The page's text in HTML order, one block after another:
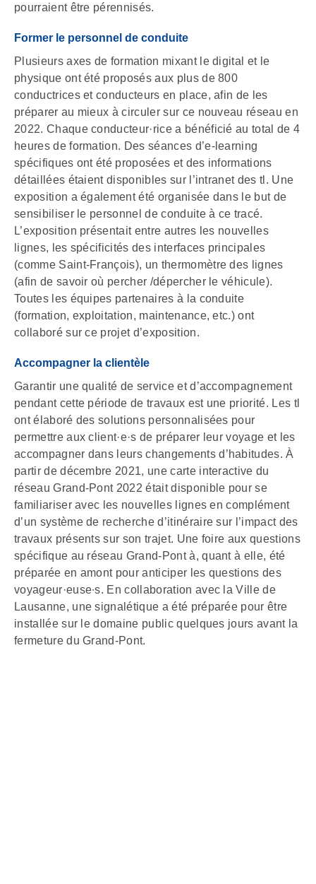
pourraient être pérennisés.
Former le personnel de conduite
Plusieurs axes de formation mixant le digital et le
physique ont été proposés aux plus de 800
conductrices et conducteurs en place, afin de les
préparer au mieux à circuler sur ce nouveau réseau en
2022. Chaque conducteur·rice a bénéficié au total de 4
heures de formation. Des séances d’e-learning
spécifiques ont été proposées et des informations
détaillées étaient disponibles sur l’intranet des tl. Une
exposition a également été organisée dans le but de
sensibiliser le personnel de conduite à ce tracé.
L’exposition présentait entre autres les nouvelles
lignes, les spécificités des interfaces principales
(comme Saint-François), un thermomètre des lignes
(afin de savoir où percher /dépercher le véhicule).
Toutes les équipes partenaires à la conduite
(formation, exploitation, maintenance, etc.) ont
collaboré sur ce projet d’exposition.
Accompagner la clientèle
Garantir une qualité de service et d’accompagnement
pendant cette période de travaux est une priorité. Les tl
ont élaboré des solutions personnalisées pour
permettre aux client·e·s de préparer leur voyage et les
accompagner dans leurs changements d’habitudes. À
partir de décembre 2021, une carte interactive du
réseau Grand-Pont 2022 était disponible pour se
familiariser avec les nouvelles lignes en complément
d’un système de recherche d’itinéraire sur l’impact des
travaux présents sur son trajet. Une foire aux questions
spécifique au réseau Grand-Pont à, quant à elle, été
préparée en amont pour anticiper les questions des
voyageur·euse∙s. En collaboration avec la Ville de
Lausanne, une signalétique a été préparée pour être
installée sur le domaine public quelques jours avant la
fermeture du Grand-Pont.